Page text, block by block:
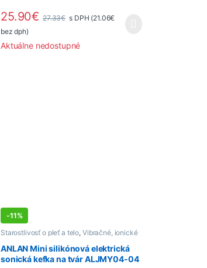
25.90€ 27.33€ s DPH (21.06€
bez dph)
Aktuálne nedostupné
-11%
Starostlivosť o pleť a telo, Vibračné, ionické
a ultrazvukové čističe na tvár
ANLAN Mini silikónová elektrická
sonická kefka na tvár ALJMY04-04